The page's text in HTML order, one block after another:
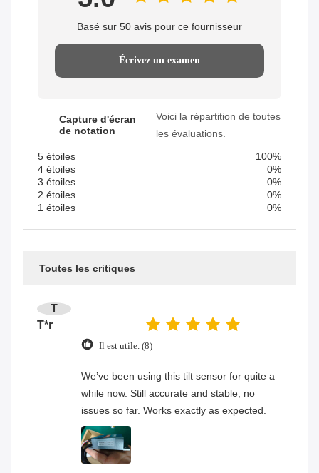
Basé sur 50 avis pour ce fournisseur
Écrivez un examen
Capture d'écran
de notation
Voici la répartition de toutes
les évaluations.
5 étoiles
100%
4 étoiles
0%
3 étoiles
0%
2 étoiles
0%
1 étoiles
0%
Toutes les critiques
T
T*r
Il est utile. (8)
We’ve been using this tilt sensor for quite a
while now. Still accurate and stable, no
issues so far. Works exactly as expected.